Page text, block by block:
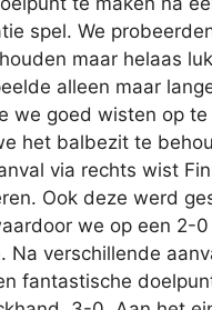
spel. We
maar helaas
alleen maar
we goed wisten op te
het balbezit te
via rechts wist
Ook deze werd
we op een 2-
Na verschillende
fantastische